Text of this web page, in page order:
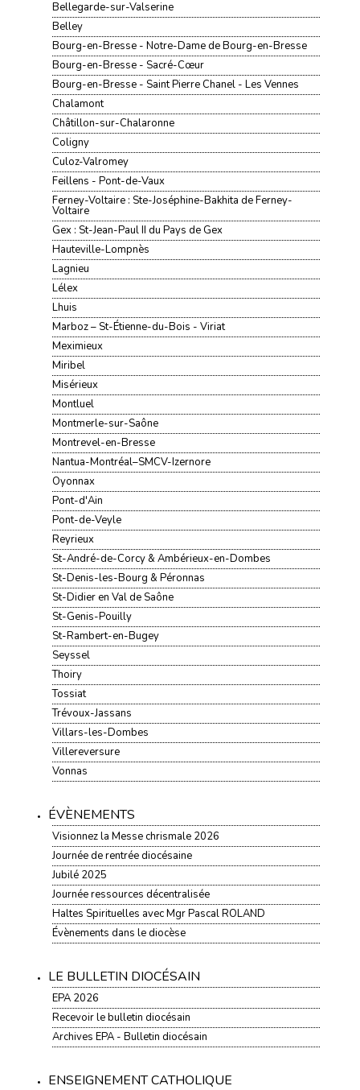
Bellegarde-sur-Valserine
Belley
Bourg-en-Bresse - Notre-Dame de Bourg-en-Bresse
Bourg-en-Bresse - Sacré-Cœur
Bourg-en-Bresse - Saint Pierre Chanel - Les Vennes
Chalamont
Châtillon-sur-Chalaronne
Coligny
Culoz-Valromey
Feillens - Pont-de-Vaux
Ferney-Voltaire : Ste-Joséphine-Bakhita de Ferney-
Voltaire
Gex : St-Jean-Paul II du Pays de Gex
Hauteville-Lompnès
Lagnieu
Lélex
Lhuis
Marboz – St-Étienne-du-Bois - Viriat
Meximieux
Miribel
Misérieux
Montluel
Montmerle-sur-Saône
Montrevel-en-Bresse
Nantua-Montréal–SMCV-Izernore
Oyonnax
Pont-d'Ain
Pont-de-Veyle
Reyrieux
St-André-de-Corcy & Ambérieux-en-Dombes
St-Denis-les-Bourg & Péronnas
St-Didier en Val de Saône
St-Genis-Pouilly
St-Rambert-en-Bugey
Seyssel
Thoiry
Tossiat
Trévoux-Jassans
Villars-les-Dombes
Villereversure
Vonnas
ÉVÈNEMENTS
Visionnez la Messe chrismale 2026
Journée de rentrée diocésaine
Jubilé 2025
Journée ressources décentralisée
Haltes Spirituelles avec Mgr Pascal ROLAND
Évènements dans le diocèse
LE BULLETIN DIOCÉSAIN
EPA 2026
Recevoir le bulletin diocésain
Archives EPA - Bulletin diocésain
ENSEIGNEMENT CATHOLIQUE